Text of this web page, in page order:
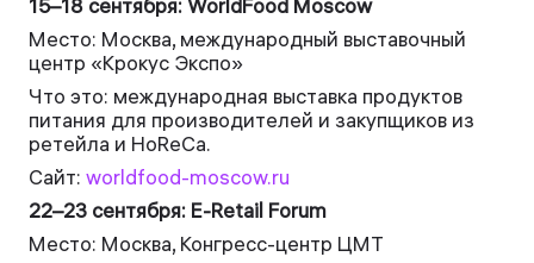
15–18 сентября: WorldFood Moscow
Место: Москва, международный выставочный
центр «Крокус Экспо»
Что это: международная выставка продуктов
питания для производителей и закупщиков из
ретейла и HoReCa.
Сайт: worldfood-moscow.ru
22–23 сентября: E-Retail Forum
Место: Москва, Конгресс-центр ЦМТ